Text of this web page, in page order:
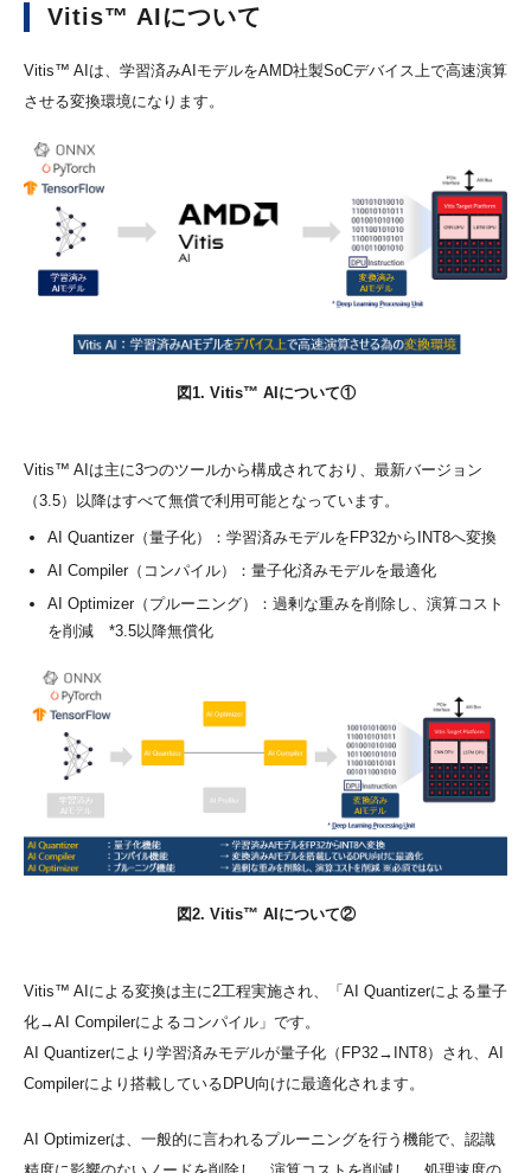
Vitis™ AIについて
Vitis™ AIは、学習済みAIモデルをAMD社製SoCデバイス上で高速演算
させる変換環境になります。
図1. Vitis™ AIについて①
Vitis™ AIは主に3つのツールから構成されており、最新バージョン
（3.5）以降はすべて無償で利用可能となっています。
AI Quantizer（量子化）：学習済みモデルをFP32からINT8へ変換
AI Compiler（コンパイル）：量子化済みモデルを最適化
AI Optimizer（プルーニング）：過剰な重みを削除し、演算コスト
を削減 *3.5以降無償化
図2. Vitis™ AIについて②
Vitis™ AIによる変換は主に2工程実施され、「AI Quantizerによる量子
化→AI Compilerによるコンパイル」です。
AI Quantizerにより学習済みモデルが量子化（FP32→INT8）され、AI
Compilerにより搭載しているDPU向けに最適化されます。
AI Optimizerは、一般的に言われるプルーニングを行う機能で、認識